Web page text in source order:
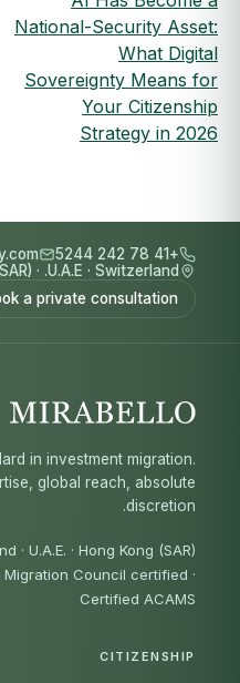
National-Security Asset:
What Digital
Sovereignty Means for
Your Citizenship
Strategy in 2026
+41 78 242 5244
Switzerland
·
U.A.E.
·
a private consultation
in investment migration.
global reach, absolute
discretion.
· U.A.E. · Hong Kong (SAR)
Migration Council certified ·
Certified ACAMS
CITIZENSHIP